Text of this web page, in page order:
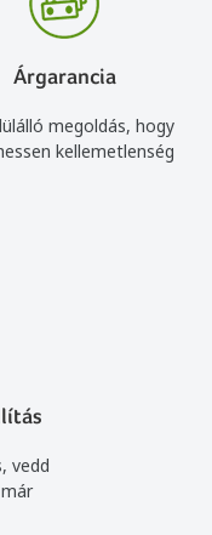
Árgarancia
megoldás, hogy
kellemetlenség
vedd